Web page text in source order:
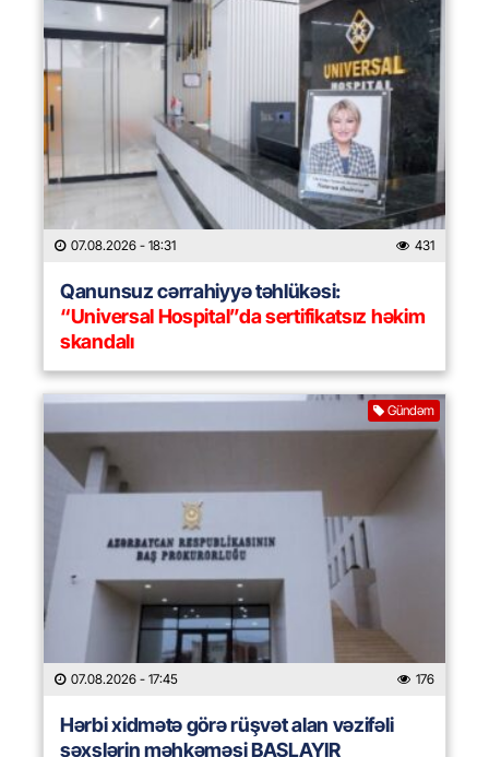
07.08.2026 - 18:31 431
Qanunsuz cərrahiyyə təhlükəsi:
“Universal Hospital”da sertifikatsız həkim
skandalı
Gündəm
07.08.2026 - 17:45 176
Hərbi xidmətə görə rüşvət alan vəzifəli
şəxslərin məhkəməsi BAŞLAYIR